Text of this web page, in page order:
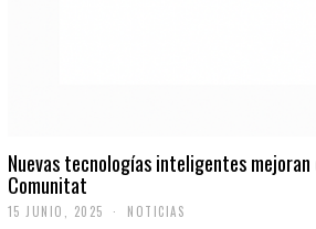
Nuevas tecnologías inteligentes
Comunitat
15 JUNIO, 2025 NOTICIAS